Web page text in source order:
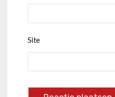
Site